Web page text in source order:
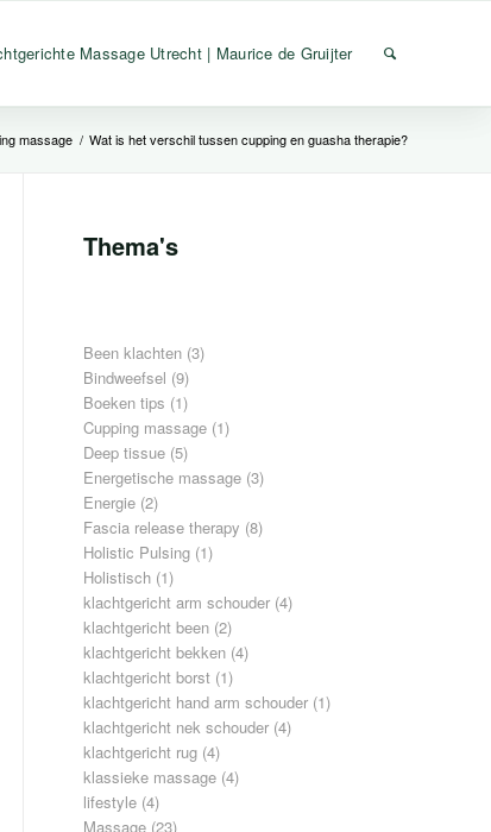
Massage Utrecht | Maurice de Gruijter
massage / Wat is het verschil tussen cupping en guasha therapie?
Thema's
Been klachten (3)
Bindweefsel (9)
Boeken tips (1)
Cupping massage (1)
Deep tissue (5)
Energetische massage (3)
Energie (2)
Fascia release therapy (8)
Holistic Pulsing (1)
Holistisch (1)
klachtgericht arm schouder (4)
klachtgericht been (2)
klachtgericht bekken (4)
klachtgericht borst (1)
klachtgericht hand arm schouder (1)
klachtgericht nek schouder (4)
klachtgericht rug (4)
klassieke massage (4)
lifestyle (4)
Massage (23)